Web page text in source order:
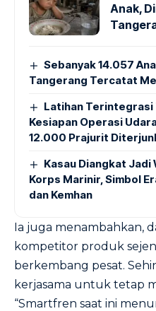
Anak,
Sebanyak 14.057
Tangerang Tercatat
Latihan Terintegrasi
Kesiapan Operasi
12.000 Prajurit
Kasau Diangkat Jadi
Korps Marinir, Simbol
dan Kemhan
Ia juga menambahkan,
kompetitor produk
berkembang pesat.
kerjasama untuk tetap
“Smartfren saat ini